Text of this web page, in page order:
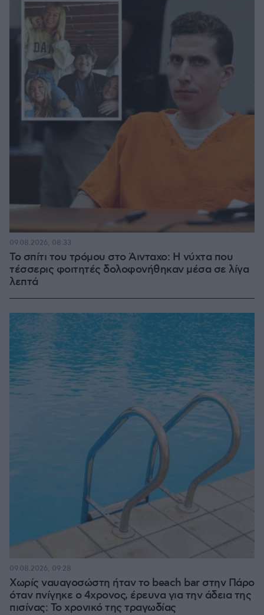
Το σπίτι του τρόμου στο Άινταχο: Η νύχτα που
τέσσερις φοιτητές δολοφονήθηκαν μέσα σε λίγα
λεπτά
09.08.2026, 08:33
Χωρίς ναυαγοσώστη ήταν το beach bar στην Πάρο
όταν πνίγηκε ο 4χρονος, έρευνα για την άδεια της
πισίνας: Το χρονικό της τραγωδίας
09.08.2026, 09:28